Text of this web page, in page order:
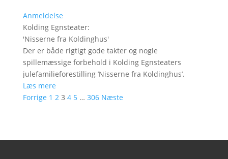
Anmeldelse
Kolding Egnsteater:
'Nisserne fra Koldinghus'
Der er både rigtigt gode takter og nogle
spillemæssige forbehold i Kolding Egnsteaters
julefamilieforestilling ’Nisserne fra Koldinghus’.
Læs mere
Forrige 1 2 3 4 5 … 306 Næste